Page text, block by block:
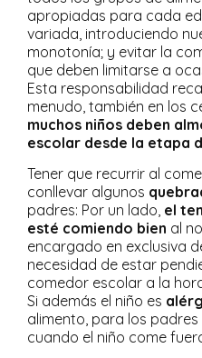
apropiadas para cada
variada, introduciendo
monotonía; y evitar la
que deben limitarse a
Esta responsabilidad
menudo, también en los
muchos niños deben
escolar desde la etapa
Tener que recurrir al
conllevar algunos
padres: Por un lado, el
esté comiendo bien al
encargado en exclusiva
necesidad de estar
comedor escolar a la
Si además el niño es
alimento, para los
cuando el niño come